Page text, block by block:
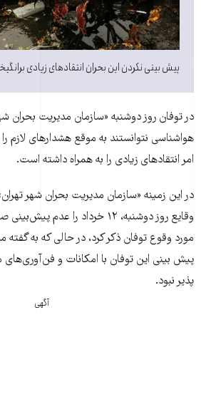
پیش بینی نکردن این بحران انتقادهای زیادی
در توفان روز دوشنبه «سازمان مدیریت بحران
هواشناسی نتوانستند به موقع هشدارهای لازم
امر انتقادهای زیادی را به همراه داشته است.
در این زمینه «سازمان مدیریت بحران شهر
وقایع روز دوشنبه، ۱۲ خرداد را
مورد وقوع توفان ذکر کرد، در حالی که به
پیش بینی این توفان با امکانات و فن‌آوری‌های
پذیر نبود.
آگهی